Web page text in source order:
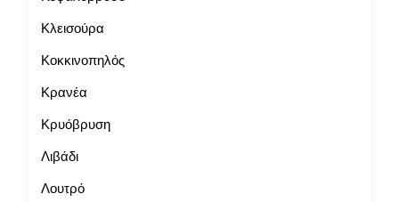
Κλεισούρα
Κοκκινοπηλός
Κρανέα
Κρυόβρυση
Λιβάδι
Λουτρό